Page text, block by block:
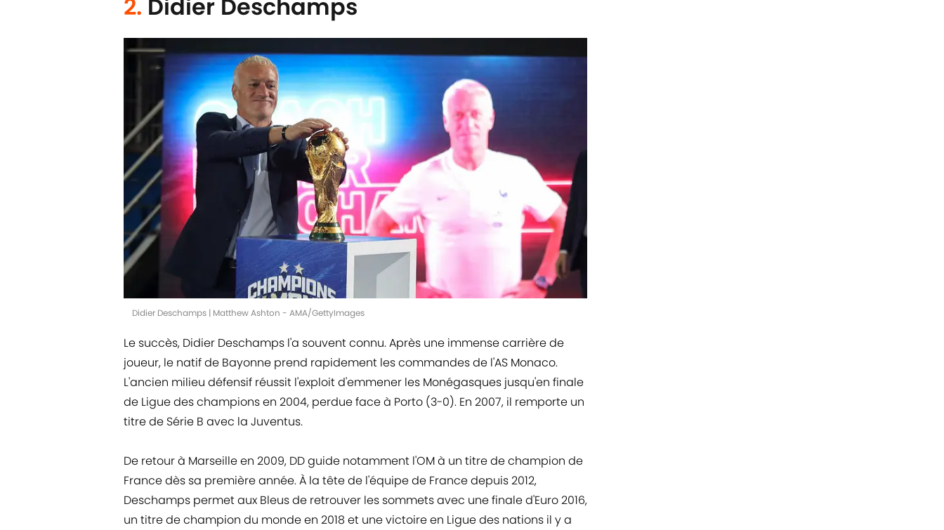
2. Didier Deschamps
Didier Deschamps | Matthew Ashton - AMA/GettyImages
Le succès, Didier Deschamps l'a souvent connu. Après une immense carrière de
joueur, le natif de Bayonne prend rapidement les commandes de l'AS Monaco.
L'ancien milieu défensif réussit l'exploit d'emmener les Monégasques jusqu'en finale
de Ligue des champions en 2004, perdue face à Porto (3-0). En 2007, il remporte un
titre de Série B avec la Juventus.
De retour à Marseille en 2009, DD guide notamment l'OM à un titre de champion de
France dès sa première année. À la tête de l'équipe de France depuis 2012,
Deschamps permet aux Bleus de retrouver les sommets avec une finale d'Euro 2016,
un titre de champion du monde en 2018 et une victoire en Ligue des nations il y a